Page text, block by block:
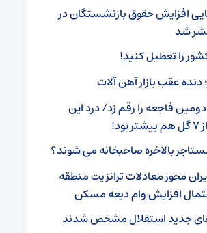
افزایش حقوق بازنشستگان در
را تعطیل کنید!
دنده عقب بازار آهن آلات
فاجعه را رقم زد/ درد این
بالاخره صاحبخانه می شوند؟
محور معادلات ترانزیت منطقه
افزایش وام دیعه مسکن
جدید استقلال مشخص شدند